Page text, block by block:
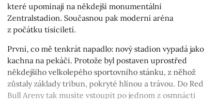
které upomínají na někdejší monumentální
Zentralstadion. Současnou pak moderní aréna
z počátku tisíciletí.
První, co mě tenkrát napadlo: nový stadion vypadá jako
kachna na pekáči. Protože byl postaven uprostřed
někdejšího velkolepého sportovního stánku, z něhož
zůstaly základy tribun, pokryté hlínou a trávou. Do Red
Bull Areny tak musíte vstoupit po jednom z osmnácti